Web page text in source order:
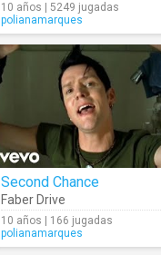
10 años | 5249 jugadas
polianamarques
Second Chance
Faber Drive
10 años | 166 jugadas
polianamarques